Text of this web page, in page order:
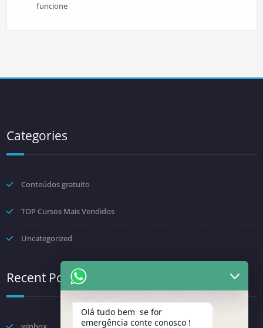
funcione
Categories
Conteúdos gratuito
TOP Cursos Mais Vendidos
Uncategorized
Recent Posts
Olá tudo bem se for
emergência conte conosco !